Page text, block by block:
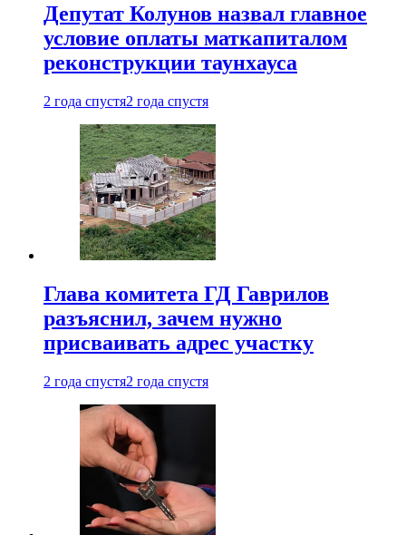
Депутат Колунов назвал главное
условие оплаты маткапиталом
реконструкции таунхауса
2 года спустя2 года спустя
Глава комитета ГД Гаврилов
разъяснил, зачем нужно
присваивать адрес участку
2 года спустя2 года спустя